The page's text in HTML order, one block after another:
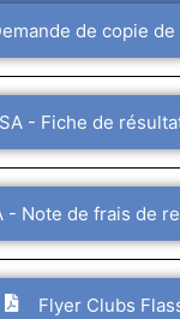
de copie
- Fiche de
- Note de frais de
Flyer Clubs